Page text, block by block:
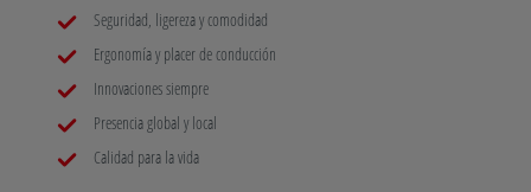
Seguridad, ligereza y comodidad
Ergonomía y placer de conducción
Innovaciones siempre
Presencia global y local
Calidad para la vida